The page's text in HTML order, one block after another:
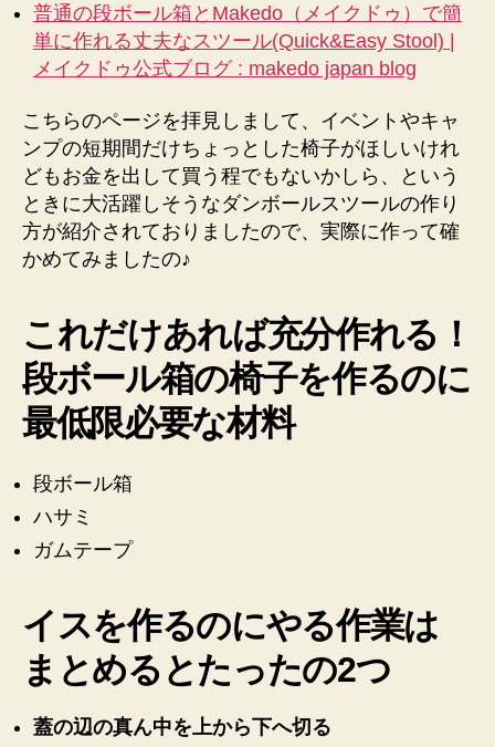
普通の段ボール箱とMakedo（メイクドゥ）で簡
単に作れる丈夫なスツール(Quick&Easy Stool) |
メイクドゥ公式ブログ : makedo japan blog
こちらのページを拝見しまして、イベントやキャ
ンプの短期間だけちょっとした椅子がほしいけれ
どもお金を出して買う程でもないかしら、という
ときに大活躍しそうなダンボールスツールの作り
方が紹介されておりましたので、実際に作って確
かめてみましたの♪
これだけあれば充分作れる！
段ボール箱の椅子を作るのに
最低限必要な材料
段ボール箱
ハサミ
ガムテープ
イスを作るのにやる作業は
まとめるとたったの2つ
蓋の辺の真ん中を上から下へ切る